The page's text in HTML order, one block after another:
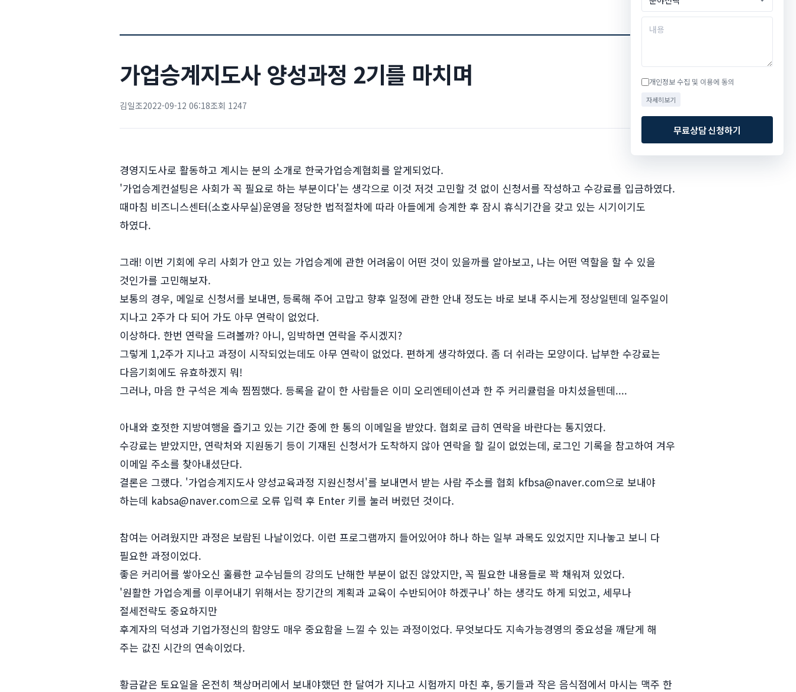
가업승계지도사 양성과정 2기를 마치며
김일조2022-09-12 06:18조회 1247
경영지도사로 활동하고 계시는 분의 소개로 한국가업승계협회를 알게되었다.
'가업승계컨설팅은 사회가 꼭 필요로 하는 부분이다'는 생각으로 이것 저것 고민할 것 없이 신청서를 작성하고 수강료를 입금하였다.
때마침 비즈니스센터(소호사무실)운영을 정당한 법적절차에 따라 아들에게 승계한 후 잠시 휴식기간을 갖고 있는 시기이기도
하였다.
그래! 이번 기회에 우리 사회가 안고 있는 가업승계에 관한 어려움이 어떤 것이 있을까를 알아보고, 나는 어떤 역할을 할 수 있을
것인가를 고민해보자.
보통의 경우, 메일로 신청서를 보내면, 등록해 주어 고맙고 향후 일정에 관한 안내 정도는 바로 보내 주시는게 정상일텐데 일주일이
지나고 2주가 다 되어 가도 아무 연락이 없었다.
이상하다. 한번 연락을 드려볼까? 아니, 임박하면 연락을 주시겠지?
그렇게 1,2주가 지나고 과정이 시작되었는데도 아무 연락이 없었다. 편하게 생각하였다. 좀 더 쉬라는 모양이다. 납부한 수강료는
다음기회에도 유효하겠지 뭐!
그러나, 마음 한 구석은 계속 찜찜했다. 등록을 같이 한 사람들은 이미 오리엔테이션과 한 주 커리큘럼을 마치셨을텐데....
아내와 호젓한 지방여행을 즐기고 있는 기간 중에 한 통의 이메일을 받았다. 협회로 급히 연락을 바란다는 통지였다.
수강료는 받았지만, 연락처와 지원동기 등이 기재된 신청서가 도착하지 않아 연락을 할 길이 없었는데, 로그인 기록을 참고하여 겨우
이메일 주소를 찾아내셨단다.
결론은 그랬다. '가업승계지도사 양성교육과정 지원신청서'를 보내면서 받는 사람 주소를 협회 kfbsa@naver.com으로 보내야
하는데 kabsa@naver.com으로 오류 입력 후 Enter 키를 눌러 버렸던 것이다.
참여는 어려웠지만 과정은 보람된 나날이었다. 이런 프로그램까지 들어있어야 하나 하는 일부 과목도 있었지만 지나놓고 보니 다
필요한 과정이었다.
좋은 커리어를 쌓아오신 훌륭한 교수님들의 강의도 난해한 부분이 없진 않았지만, 꼭 필요한 내용들로 꽉 채워져 있었다.
'원활한 가업승계를 이루어내기 위해서는 장기간의 계획과 교육이 수반되어야 하겠구나' 하는 생각도 하게 되었고, 세무나
절세전략도 중요하지만
후계자의 덕성과 기업가정신의 함양도 매우 중요함을 느낄 수 있는 과정이었다. 무엇보다도 지속가능경영의 중요성을 깨닫게 해
주는 값진 시간의 연속이었다.
황금같은 토요일을 온전히 책상머리에서 보내야했던 한 달여가 지나고 시험까지 마친 후, 동기들과 작은 음식점에서 마시는 맥주 한
개인정보 수집 및 이용에 동의
자세히보기
무료상담 신청하기